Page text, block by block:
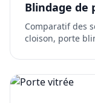
Blindage de
Comparatif des
cloison, porte